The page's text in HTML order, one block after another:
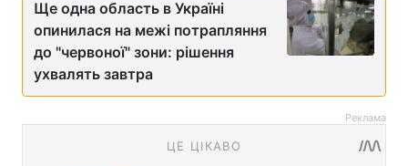
Ще одна область в Україні
опинилася на межі потрапляння
до "червоної" зони: рішення
ухвалять завтра
Реклама